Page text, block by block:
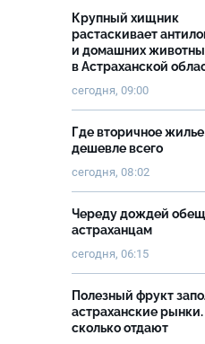
Крупный хищник
растаскивает
и домашних
в Астраханской
сегодня, 09:00
Где вторичное жилье
дешевле всего
сегодня, 08:02
Череду дождей
астраханцам
сегодня, 06:15
Полезный фрукт
астраханские рынки.
сколько отдают